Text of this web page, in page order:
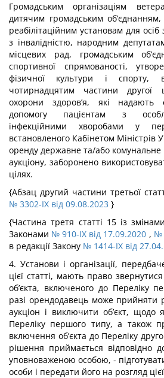
Громадським організаціям
дитячим громадським
реабілітаційним установам для осіб
з інвалідністю, народним
місцевих рад, громадським
спортивної спрямованості,
фізичної культури і спорту,
чотирнадцятим частини другої
охорони здоров’я, які надають
допомогу пацієнтам з
інфекційними хворобами у
встановленого Кабінетом
оренду державне та/або
аукціону, заборонено
цілях.
{Абзац другий частини третьої
№ 3302-IX від 09.08.2023 }
{Частина третя статті 15 із
Законами № 910-IX від 17.09.2020 , №
в редакції Закону № 1414-IX від
4. Установи і організації,
цієї статті, мають право
об’єкта, включеного до Переліку
разі орендодавець може прийняти
аукціон і виключити об’єкт, щодо
Переліку першого типу, а також
включення об’єкта до Переліку
рішення приймається відповідно
уповноваженою особою, -
особи і передати його на розгляд